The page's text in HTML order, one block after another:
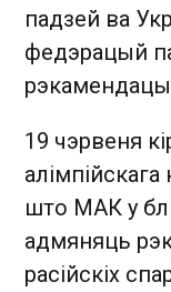
падзей ва
федэрацый
19 чэрвеня
алімпійскага
што МАК у
адмяняць
расійскіх